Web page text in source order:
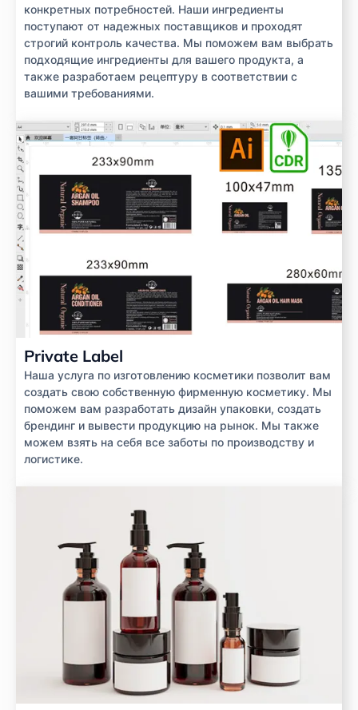
конкретных потребностей. Наши ингредиенты
поступают от надежных поставщиков и проходят
строгий контроль качества. Мы поможем вам выбрать
подходящие ингредиенты для вашего продукта, а
также разработаем рецептуру в соответствии с
вашими требованиями.
Private Label
Наша услуга по изготовлению косметики позволит вам
создать свою собственную фирменную косметику. Мы
поможем вам разработать дизайн упаковки, создать
брендинг и вывести продукцию на рынок. Мы также
можем взять на себя все заботы по производству и
логистике.